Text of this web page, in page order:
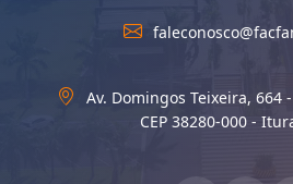
Av. Domingos Teixeira, 664
CEP 38280-000 -